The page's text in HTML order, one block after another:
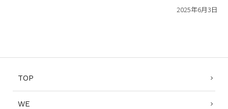
2025年6月3日
TOP
WE